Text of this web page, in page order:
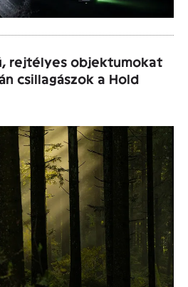
rejtélyes objektumokat
csillagászok a Hold